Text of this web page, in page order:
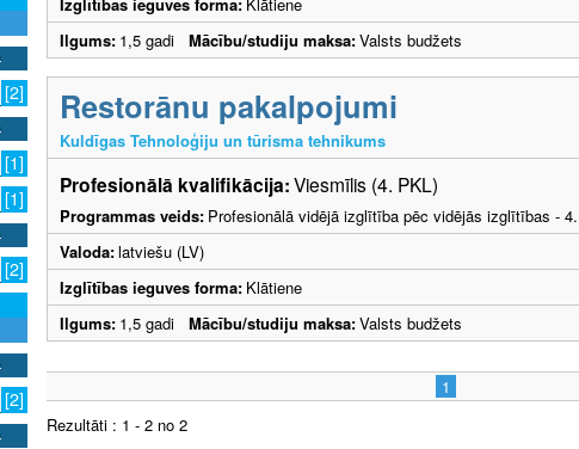
[2]
[1]
[1]
[2]
[2]
Ilgums: 1,5 gadi Mācību/studiju maksa:Valsts budžets
Restorānu pakalpojumi
Kuldīgas Tehnoloģiju un tūrisma tehnikums
Profesionālā kvalifikācija:Viesmīlis (4. PKL)
Programmas veids: Profesionālā vidējā izglītība pēc vidējās izglītības -
Valoda:latviešu (LV)
Izglītības ieguves forma: Klātiene
Ilgums: 1,5 gadi Mācību/studiju maksa:Valsts budžets
1
Rezultāti : 1 - 2 no 2